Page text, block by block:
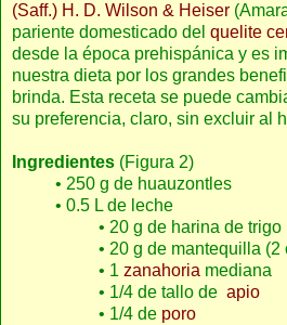
(Saff.) H. D. Wilson & Heiser
pariente domesticado del quelite
desde la época prehispánica y es
nuestra dieta por los grandes
brinda. Esta receta se puede
su preferencia, claro, sin excluir al
Ingredientes (Figura 2)
• 250 g de huauzontles
• 0.5 L de leche
• 20 g de harina de
• 20 g de mantequilla (2
• 1 zanahoria mediana
• 1/4 de tallo de apio
• 1/4 de poro